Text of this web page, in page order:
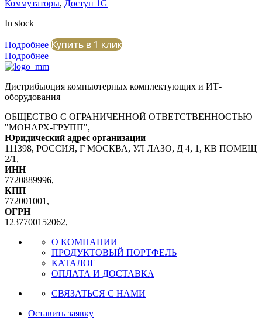
Коммутаторы, Доступ 1G
In stock
Подробнее Купить в 1 клик
Подробнее
Дистрибьюция компьютерных комплектующих и ИТ-
оборудования
ОБЩЕСТВО С ОГРАНИЧЕННОЙ ОТВЕТСТВЕННОСТЬЮ
"МОНАРХ-ГРУПП",
Юридический адрес организации
111398, РОССИЯ, Г МОСКВА, УЛ ЛАЗО, Д 4, 1, КВ ПОМЕЩ
2/1,
ИНН
7720889996,
КПП
772001001,
ОГРН
1237700152062,
О КОМПАНИИ
ПРОДУКТОВЫЙ ПОРТФЕЛЬ
КАТАЛОГ
ОПЛАТА И ДОСТАВКА
СВЯЗАТЬСЯ С НАМИ
Оставить заявку